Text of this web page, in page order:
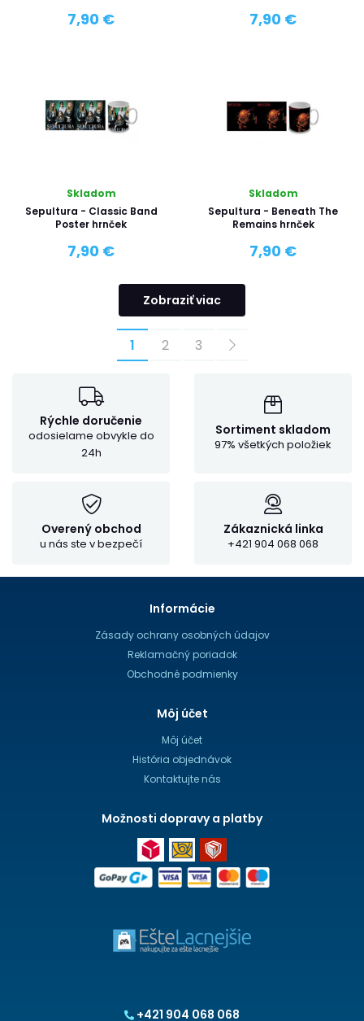
7,90 € 7,90 €
Skladom
Sepultura - Classic Band
Poster hrnček
7,90 €
Skladom
Sepultura - Beneath The
Remains hrnček
7,90 €
Zobraziť viac
1 2 3
Rýchle doručenie
odosielame obvykle do
24h
Sortiment skladom
97% všetkých položiek
Overený obchod
u nás ste v bezpečí
Zákaznická linka
+421 904 068 068
+421 904 068 068
Informácie
Zásady ochrany osobných údajov
Reklamačný poriadok
Obchodné podmienky
Môj účet
Môj účet
História objednávok
Kontaktujte nás
Možnosti dopravy a platby